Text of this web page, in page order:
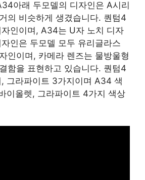
아래 두모델의 디자인은 A시리
의 비슷하게 생겼습니다. 퀀텀4
인이며, A34는 U자 노치 디자
인은 두모델 모두 유리글라스
인이며, 카메라 렌즈는 물방울형
함을 표현하고 있습니다. 퀀텀4
그라파이트 3가지이며 A34 색
이올렛, 그라파이트 4가지 색상